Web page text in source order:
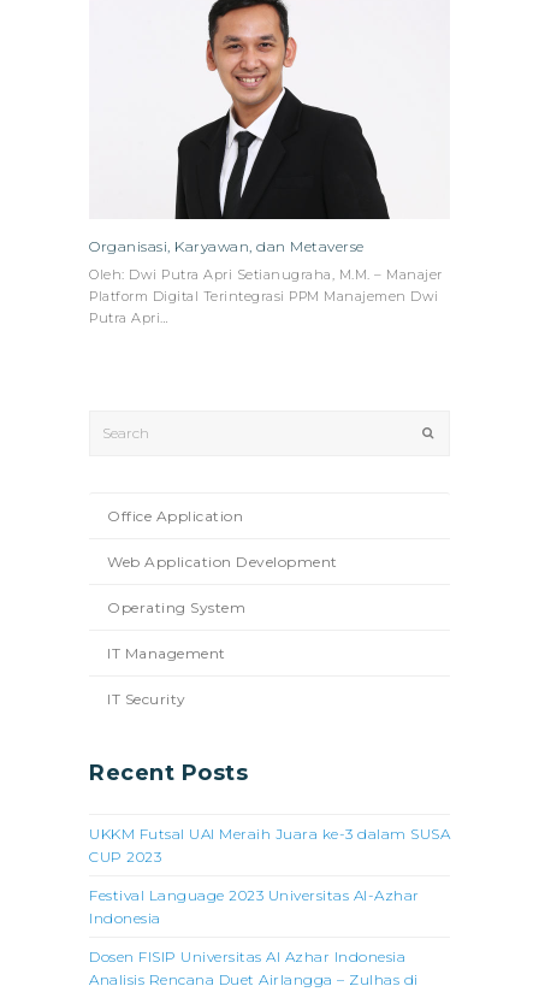
Organisasi, Karyawan, dan Metaverse
Oleh: Dwi Putra Apri Setianugraha, M.M. – Manajer
Platform Digital Terintegrasi PPM Manajemen Dwi
Putra Apri…
Office Application
Web Application Development
Operating System
IT Management
IT Security
Recent Posts
UKKM Futsal UAI Meraih Juara ke-3 dalam SUSA
CUP 2023
Festival Language 2023 Universitas Al-Azhar
Indonesia
Dosen FISIP Universitas Al Azhar Indonesia
Analisis Rencana Duet Airlangga – Zulhas di